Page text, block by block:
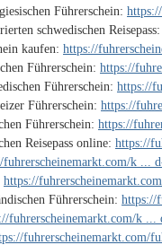
Führerschein:
schwedischen Reisepass:
kaufen: https://
Führerschein: https://
Führerschein: https://
Führerschein: https://
Führerschein: https://
Reisepass online: https://
fuhrerscheinemarkt.com/k ...
https://
Führerschein: https://
fuhrerscheinemarkt.com/k ...
fuhrerscheinemarkt.com/